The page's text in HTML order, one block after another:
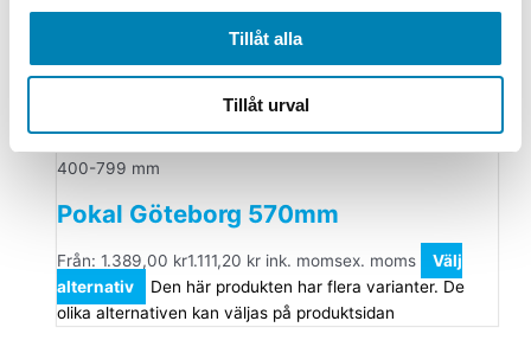
Tillåt alla
Tillåt urval
Pokal Malmö 415mm
Från:1.200,00kr960,00kr ink. momsex. moms
Välj
olika alternativen kan väljas på produktsidan
400-799 mm
Pokal Göteborg 570mm
Från: 1.389,00 kr1.111,20 kr ink. momsex. moms
Välj
alternativ
Den här produkten har flera varianter. De
olika alternativen kan väljas på produktsidan